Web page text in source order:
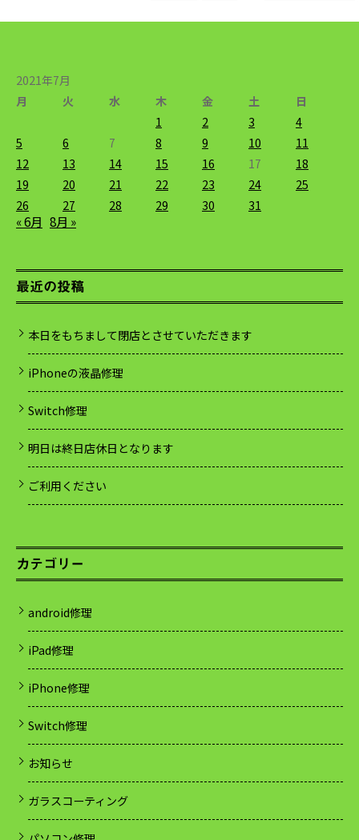
2021年7月
月
火 水 木 金 土
日
1
2 3
4
5
6 7 8 9 10
11
12
13 14 15 16 17
18
19
20 21 22 23 24
25
26
27 28 29 30 31
« 6月 8月 »
最近の投稿
本日をもちまして閉店とさせていただきます
iPhoneの液晶修理
Switch修理
明日は終日店休日となります
ご利用ください
カテゴリー
android修理
iPad修理
iPhone修理
Switch修理
お知らせ
ガラスコーティング